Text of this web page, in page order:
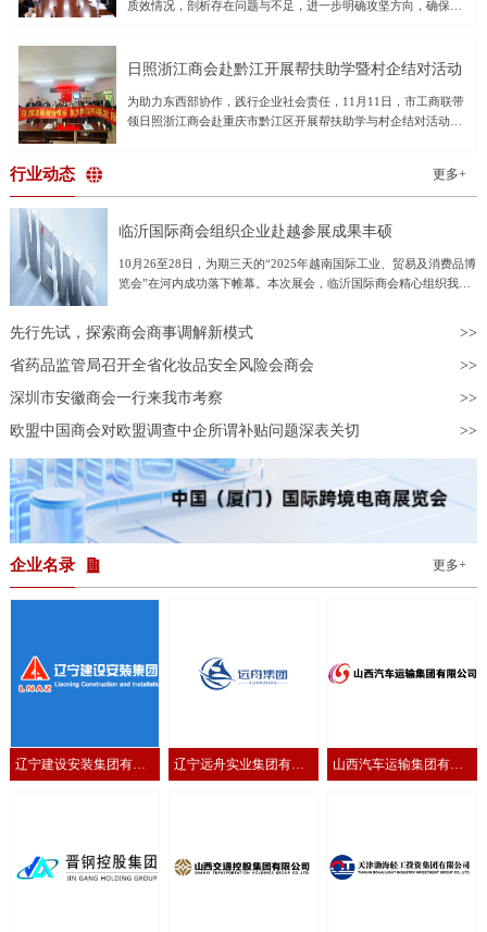
投资中心，重视对中小科技企业的培育；打造内陆制度型的开放
商会
起执法办案的职责使命，全力以赴提升办案质效，打好收官战，
当前我市法院受理案件增长快、存量案件较多、个别质效指标差
于不满意值的工作形势，从横向和纵向对比中找准差距，对照年
度工作要点和任务分工方案，系统梳理工作进度，把握时间窗
理。要不折不扣贯彻立案登记制，在确保案件质量的前提下，提
质效情况，剖析存在问题与不足，进一步明确攻坚方向，确保圆
况，重点分析当前存在的短板弱项，提出针对性工作建议。会议
任，凝聚团队合力清旧存、提质效；二是提高审判效率，进一步
做好繁简分流，严把审限变更关口，加强鉴定等案件督促推进，
段，推动矛盾纠纷高效化解；四是统筹推进各项工作，牢固树
立“一盘棋”思想，加强各部门衔接配合，对照年度重点工作查漏
补缺，确保各项部署落地见效，打好全年工作收官之战。
日照浙江商会赴黔江开展帮扶助学暨村企结对活动
为助力东西部协作，践行企业社会责任，11月11日，市工商联带
领日照浙江商会赴重庆市黔江区开展帮扶助学与村企结对活动。
走访和参观考察的形式，深化了东西部协作与企地交流。日照浙
江商会执行会长施铝锡，黔江区工商联党组书记陈武，党组成
望活动当日，双方首先在正阳街道桐坪社区居委会举行了简洁而
温馨的村企结对仪式。日照浙江商会5家会员企业分别与正阳街道
桐坪社区、白石镇鞍山村、天河村、凤山村、中河村正式建立结
他们的求学压力，激励他们奋发向上。日照浙江商会施会长表
示：“教育是阻断贫困代际传递的根本之策。日照浙江商会始终关
注社会公益，尤其重视教育事业。我们希望通过这次绵薄之力，
为黔江的孩子们点亮一盏希望的灯，帮助他们更好地完成学业，
行业动态 更多+
临沂国际商会组织企业赴越参展成果丰硕
10月26至28日，为期三天的“2025年越南国际工业、贸易及消费品博
览会”在河内成功落下帷幕。本次展会，临沂国际商会精心组织我市
60%，充分展现了临沂商城拓展国际市场的强劲势头与综合实力。本
次临沂参展企业涵盖劳保用品、五金工具、建筑材料、日用百货等多
个优势行业，展品丰富、品类齐全，吸引了大量越南当地企业驻足咨
出浓厚兴趣和高度认可，充分体现了“临沂制造”在东南亚市场的竞争
力和吸引力。展会现场共有30余家临沂企业与越方达成初步采购意
向，意向合作金额约1600万美元。展会期间，由山东省贸促会与越
南工贸部共同主办的中越企业对接会成功举行。临沂展团积极把握机
遇，共有20余家企业参与对接，与越南采购商开展面对面、一对一
的深入洽谈。通过直观的产品展示与专业交流，越方企业进一步加深
了对临沂产品特色与优势的了解，为后续合作奠定了坚实基础。为进
一步把握越南市场动态与消费需求，活动期间，临沂国际商会还组织
先行先试，探索商会商事调解新模式
省药品监管局召开全省化妆品安全风险会商会
深圳市安徽商会一行来我市考察
欧盟中国商会对欧盟调查中企所谓补贴问题深表关切
企业名录 更多+
辽宁建设安装集团有限 辽宁远舟实业集团有限 山西汽车运输集团有限